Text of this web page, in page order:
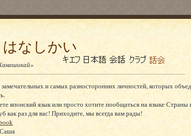
はなしかい
и самых разносторонних личностей, которых
японский язык или просто хотите пообщаться на языке Страны
как раз для вас! Приходите, мы всегда вам рады!